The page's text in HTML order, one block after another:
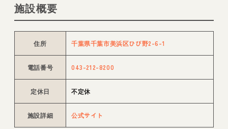
施設概要
住所 千葉県千葉市美浜区ひび野2-6-1
電話番号 043-212-8200
定休日 不定休
施設詳細 公式サイト